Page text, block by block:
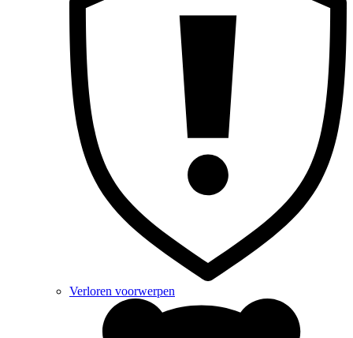
Verloren voorwerpen